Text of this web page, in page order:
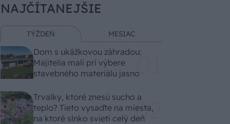
NAJČÍTANEJŠIE
TÝŽDEŇ MESIAC
Dom s ukážkovou záhradou:
Majitelia mali pri výbere
stavebného materiálu jasno
Trvalky, ktoré znesú sucho a
teplo? Tieto vysaďte na miesta,
na ktoré slnko svieti celý deň